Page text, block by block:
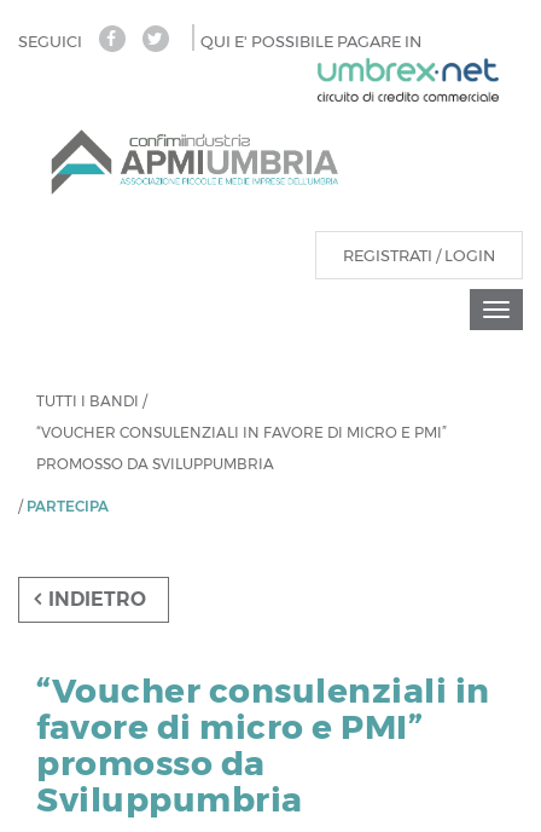
SEGUICI QUI E' POSSIBILE PAGARE IN
REGISTRATI / LOGIN
qui
TUTTI I BANDI /
“VOUCHER CONSULENZIALI IN FAVORE DI MICRO E PMI”
PROMOSSO DA SVILUPPUMBRIA
/PARTECIPA
“Voucher consulenziali in
favore di micro e PMI”
promosso da
Sviluppumbria